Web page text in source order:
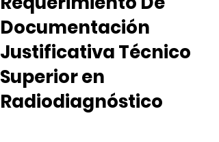
Documentación
Justificativa Técnico
Superior en
Radiodiagnóstico